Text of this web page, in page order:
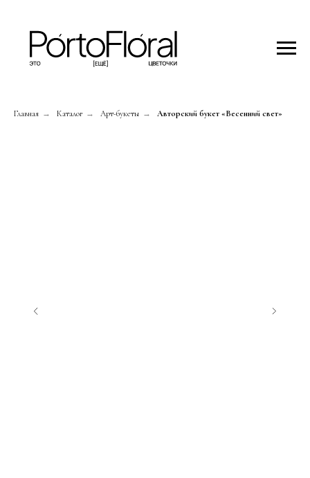
Главная → Каталог → Арт-букеты → Авторский букет «Весенний свет»